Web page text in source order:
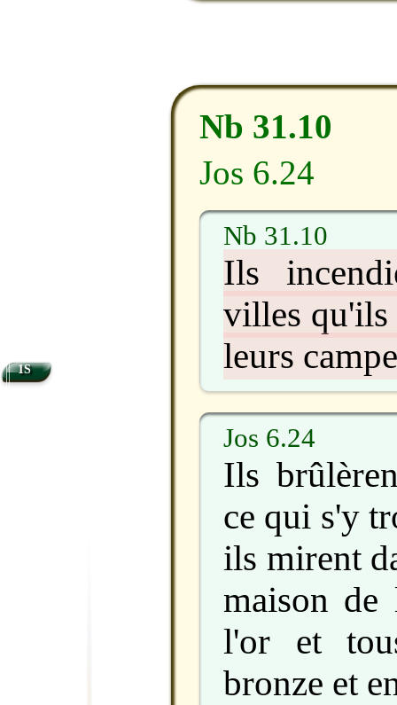
Nb 31.10
Jos 6.24
Nb 31.10
Ils
villes qu'ils
leurs
Jos 6.24
Ils
ce qui s'y
ils mirent
maison de
l'or et
bronze et
1S